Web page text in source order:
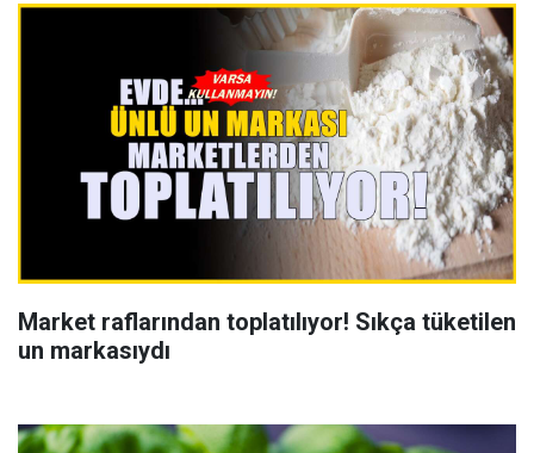
Market raflarından toplatılıyor! Sıkça tüketilen
un markasıydı